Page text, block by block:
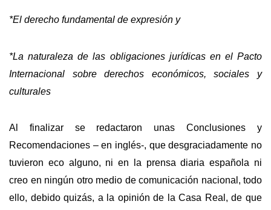
*El derecho fundamental de expresión y
*La naturaleza de las obligaciones jurídicas en el Pacto
Internacional sobre derechos económicos, sociales y
culturales
Al finalizar se redactaron unas Conclusiones y
Recomendaciones – en inglés-, que desgraciadamente no
tuvieron eco alguno, ni en la prensa diaria española ni
creo en ningún otro medio de comunicación nacional, todo
ello, debido quizás, a la opinión de la Casa Real, de que